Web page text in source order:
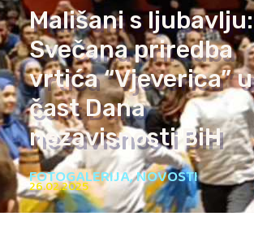
Mališani s ljubavlju:
Svečana priredba
vrtića “Vjeverica” u
čast Dana
nezavisnosti BiH
FOTOGALERIJA,NOVOSTI
26.02.2025